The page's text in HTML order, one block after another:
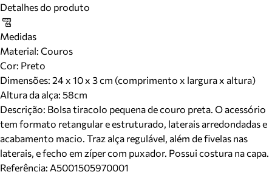
Detalhes do produto
Medidas
Material: Couros
Cor: Preto
Dimensões: 24 x 10 x 3 cm (comprimento x largura x altura)
Altura da alça: 58cm
Descrição: Bolsa tiracolo pequena de couro preta. O acessório
tem formato retangular e estruturado, laterais arredondadas e
acabamento macio. Traz alça regulável, além de fivelas nas
laterais, e fecho em zíper com puxador. Possui costura na capa.
Referência: A5001505970001